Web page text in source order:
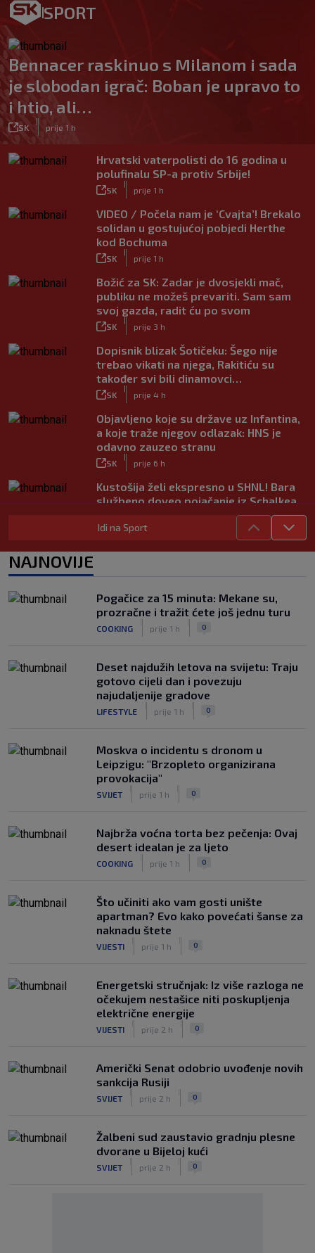
SPORT
Bennacer raskinuo s Milanom i sada
je slobodan igrač: Boban je upravo to
i htio, ali…
SK prije 1 h
Hrvatski vaterpolisti do 16 godina u
polufinalu SP-a protiv Srbije!
SK prije 1 h
VIDEO / Počela nam je ‘Cvajta’! Brekalo
solidan u gostujućoj pobjedi Herthe
kod Bochuma
SK prije 1 h
Božić za SK: Zadar je dvosjekli mač,
publiku ne možeš prevariti. Sam sam
svoj gazda, radit ću po svom
SK prije 3 h
Dopisnik blizak Šotičeku: Šego nije
trebao vikati na njega, Rakitiću su
također svi bili dinamovci…
SK prije 4 h
Objavljeno koje su države uz Infantina,
a koje traže njegov odlazak: HNS je
odavno zauzeo stranu
SK prije 6 h
Kustošija želi ekspresno u SHNL! Bara
službeno doveo pojačanje iz Schalkea
Tomiyasu se vraća u Premier ligu,
postat će suigrač bivšeg Vatrenog
Veliko priznanje za hrvatskog
stručnjaka: Jurica Žuža novi je pomoćni
trener Barcelone
|
prije 3 h
Idi na Sport
NAJNOVIJE
Pogačice za 15 minuta: Mekane su,
prozračne i tražit ćete još jednu turu
COOKING prije 1 h 0
Deset najdužih letova na svijetu: Traju
gotovo cijeli dan i povezuju
najudaljenije gradove
LIFESTYLE prije 1 h 0
Moskva o incidentu s dronom u
Leipzigu: "Brzopleto organizirana
provokacija"
SVIJET prije 1 h 0
Najbrža voćna torta bez pečenja: Ovaj
desert idealan je za ljeto
COOKING prije 1 h 0
Što učiniti ako vam gosti unište
apartman? Evo kako povećati šanse za
naknadu štete
VIJESTI prije 1 h 0
Energetski stručnjak: Iz više razloga ne
očekujem nestašice niti poskupljenja
električne energije
VIJESTI prije 2 h 0
Američki Senat odobrio uvođenje novih
sankcija Rusiji
SVIJET prije 2 h 0
Žalbeni sud zaustavio gradnju plesne
dvorane u Bijeloj kući
SVIJET prije 2 h 0